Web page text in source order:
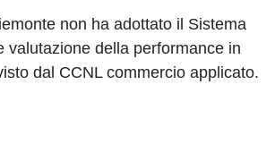
non ha adottato il Sistema
valutazione della performance in
dal CCNL commercio applicato.